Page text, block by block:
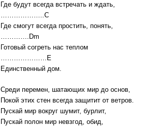
Где будут всегда встречать и ждать,
………………..C
Где смогут всегда простить, понять,
………….Dm
Готовый согреть нас теплом
…………………E
Единственный дом.
Среди перемен, шатающих мир до основ,
Покой этих стен всегда защитит от ветров.
Пускай мир вокруг шумит, бурлит,
Пускай полон мир невзгод, обид,